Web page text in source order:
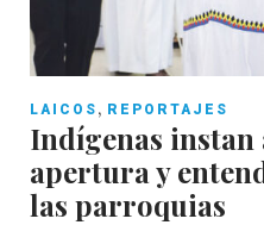
LAICOS , REPORTAJES
Indígenas instan
apertura y
las parroquias